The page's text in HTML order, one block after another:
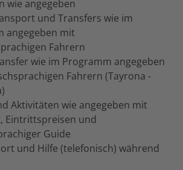
wie angegeben
und Transfers wie im
angegeben mit
Fahrern
wie im Programm angegeben
Fahrern (Tayrona -
Aktivitäten wie angegeben mit
Eintrittspreisen und
Guide
und Hilfe (telefonisch) während